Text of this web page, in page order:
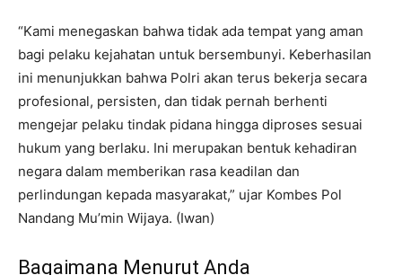
“Kami menegaskan bahwa tidak ada tempat yang aman
bagi pelaku kejahatan untuk bersembunyi. Keberhasilan
ini menunjukkan bahwa Polri akan terus bekerja secara
profesional, persisten, dan tidak pernah berhenti
mengejar pelaku tindak pidana hingga diproses sesuai
hukum yang berlaku. Ini merupakan bentuk kehadiran
negara dalam memberikan rasa keadilan dan
perlindungan kepada masyarakat,” ujar Kombes Pol
Nandang Mu’min Wijaya. (Iwan)
Bagaimana Menurut Anda